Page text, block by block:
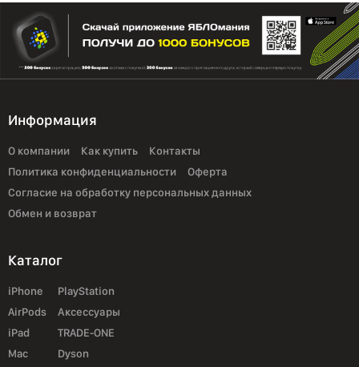
Информация
О компании Как купить
Контакты
Политика конфиденциальности
Оферта
Согласие на обработку персональных данных
Обмен и возврат
Каталог
iPhone
AirPods
iPad
Mac
PlayStation
Аксессуары
TRADE-ONE
Dyson